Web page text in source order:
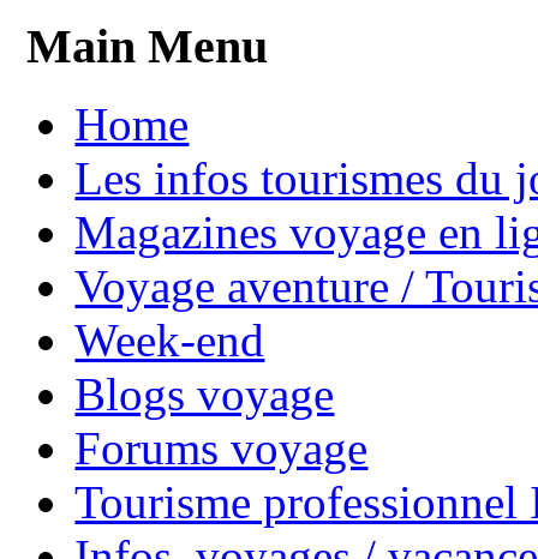
Main Menu
Home
Les infos tourismes du
Magazines voyage en
Voyage aventure /
Week-end
Blogs voyage
Forums voyage
Tourisme